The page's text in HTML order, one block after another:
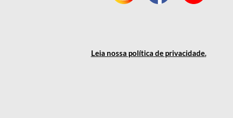
Leia nossa política de privacidade.